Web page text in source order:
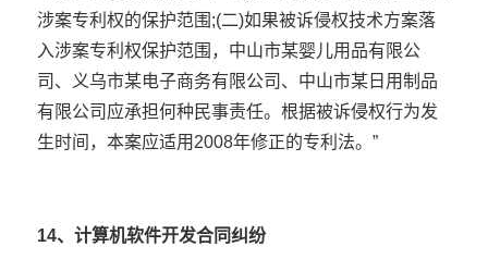
涉案专利权的保护范围;(二)如果被诉侵权技术方案落
入涉案专利权保护范围，中山市某婴儿用品有限公
司、义乌市某电子商务有限公司、中山市某日用制品
有限公司应承担何种民事责任。根据被诉侵权行为发
生时间，本案应适用2008年修正的专利法。”
14、计算机软件开发合同纠纷